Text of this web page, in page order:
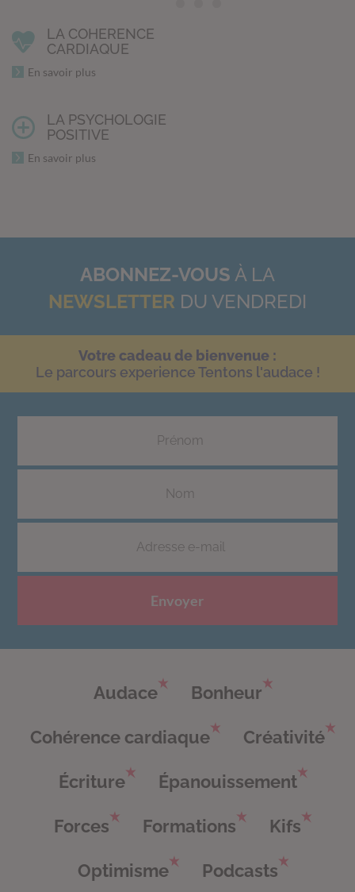
LA COHERENCE
CARDIAQUE
En savoir plus
LA PSYCHOLOGIE
POSITIVE
En savoir plus
ABONNEZ-VOUS À LA
NEWSLETTER DU VENDREDI
Votre cadeau de bienvenue :
Le parcours experience Tentons l'audace !
Envoyer
Audace Bonheur
Cohérence cardiaque Créativité
Écriture Épanouissement
Forces Formations Kifs
Optimisme Podcasts